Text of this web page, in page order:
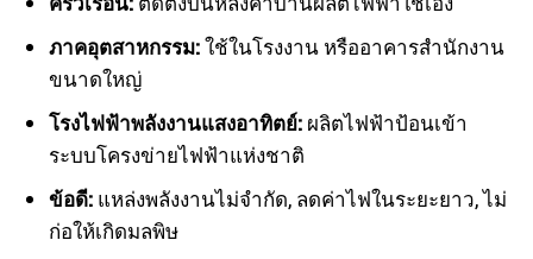
ภาคอุตสาหกรรม:ใช้ในโรงงาน หรืออาคารสำนักงาน
ขนาดใหญ่
โรงไฟฟ้าพลังงานแสงอาทิตย์: ผลิตไฟฟ้าป้อนเข้า
ระบบโครงข่ายไฟฟ้าแห่งชาติ
ข้อดี: แหล่งพลังงานไม่จำกัด, ลดค่าไฟในระยะยาว, ไม่
ก่อให้เกิดมลพิษ